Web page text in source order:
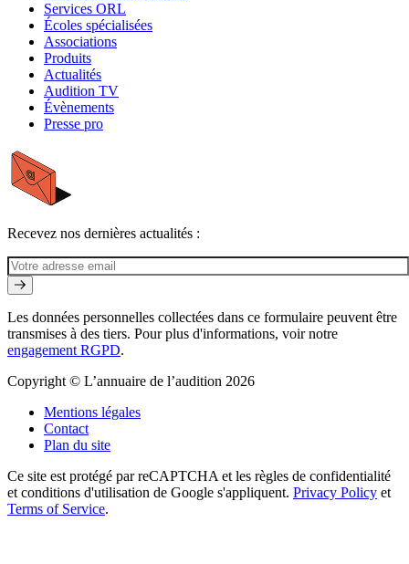
Services ORL
Écoles spécialisées
Associations
Produits
Actualités
Audition TV
Évènements
Presse pro
Recevez nos dernières actualités :
Les données personnelles collectées dans ce formulaire peuvent être
transmises à des tiers. Pour plus d'informations, voir notre
engagement RGPD.
Copyright © L’annuaire de l’audition 2026
Mentions légales
Contact
Plan du site
Ce site est protégé par reCAPTCHA et les règles de confidentialité
et conditions d'utilisation de Google s'appliquent. Privacy Policy et
Terms of Service.